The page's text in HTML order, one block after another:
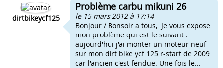
dirtbikeycf125
Problème carbu mikuni 26
le 15 mars 2012 à 17:14
Bonjour / Bonsoir a tous, Je vous expose
mon problème qui est le suivant :
aujourd'hui j'ai monter un moteur neuf
sur mon dirt bike ycf 125 r-start de 2009
car l'ancien c'est fendue. Une fois le...